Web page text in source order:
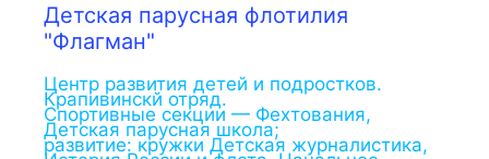
Детская парусная флотилия
"Флагман"
Центр развития детей и подростков.
Крапивинскй отряд.
Спортивные секции — Фехтования,
Детская парусная школа;
развитие: кружки Детская журналистика,